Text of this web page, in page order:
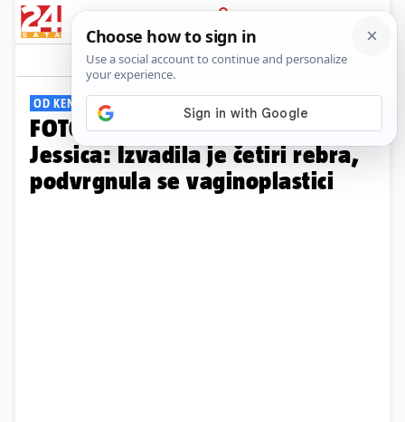
PRIJAVA
Galerija Komentari
OD KENA DO BARBIKE
FOTO Kako je Rodrigo postao
Jessica: Izvadila je četiri rebra,
podvrgnula se vaginoplastici